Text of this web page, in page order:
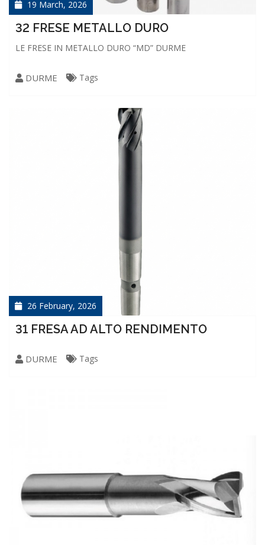
19 March, 2026
32 FRESE METALLO DURO
LE FRESE IN METALLO DURO “MD” DURME
DURME Tags
26 February, 2026
31 FRESA AD ALTO RENDIMENTO
DURME Tags